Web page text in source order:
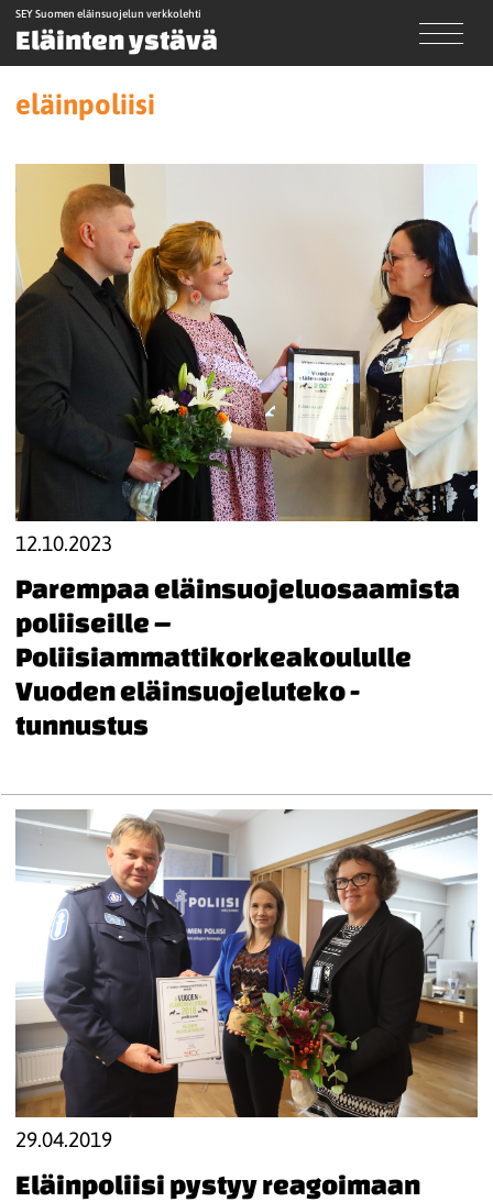
SEY Suomen eläinsuojelun verkkolehti
Eläinten ystävä
eläinpoliisi
12.10.2023
Parempaa eläinsuojeluosaamista
poliiseille –
Poliisiammattikorkeakoululle
Vuoden eläinsuojeluteko -
tunnustus
29.04.2019
Eläinpoliisi pystyy reagoimaan